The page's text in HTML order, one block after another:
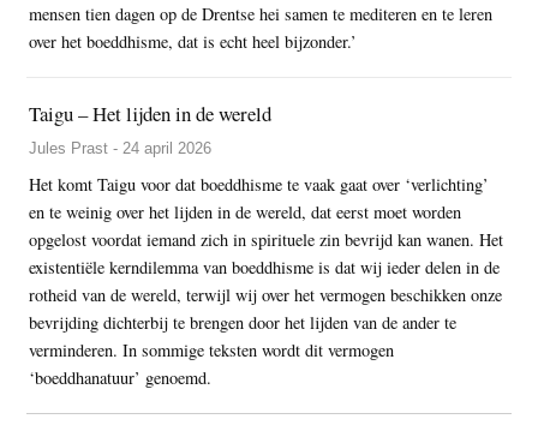
mensen tien dagen op de Drentse hei samen te mediteren en te leren
over het boeddhisme, dat is echt heel bijzonder.’
Taigu – Het lijden in de wereld
Jules Prast - 24 april 2026
Het komt Taigu voor dat boeddhisme te vaak gaat over ‘verlichting’
en te weinig over het lijden in de wereld, dat eerst moet worden
opgelost voordat iemand zich in spirituele zin bevrijd kan wanen. Het
existentiële kerndilemma van boeddhisme is dat wij ieder delen in de
rotheid van de wereld, terwijl wij over het vermogen beschikken onze
bevrijding dichterbij te brengen door het lijden van de ander te
verminderen. In sommige teksten wordt dit vermogen
‘boeddhanatuur’ genoemd.